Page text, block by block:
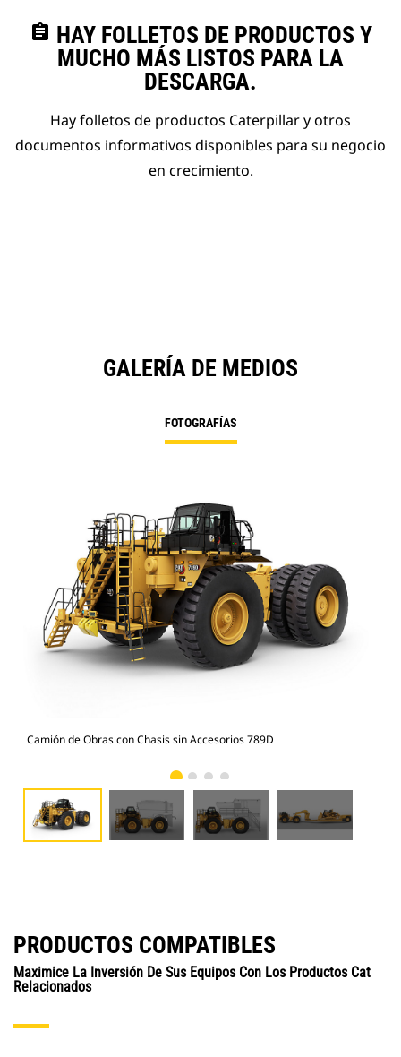
assignment HAY FOLLETOS DE PRODUCTOS Y
MUCHO MÁS LISTOS PARA LA
DESCARGA.
Hay folletos de productos Caterpillar y otros
documentos informativos disponibles para su negocio
en crecimiento.
GALERÍA DE MEDIOS
FOTOGRAFÍAS
Camión de Obras con Chasis sin Accesorios 789D
PRODUCTOS COMPATIBLES
Maximice La Inversión De Sus Equipos Con Los Productos Cat
Relacionados